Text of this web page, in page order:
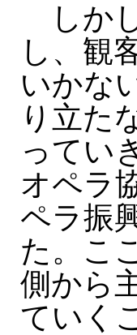
しか
し、観
いかな
り立た
ってい
オペラ
ペラ振
た。こ
側から
ていく